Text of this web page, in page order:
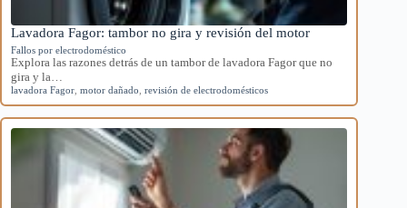
Lavadora Fagor: tambor no gira y revisión del motor
Fallos por electrodoméstico
Explora las razones detrás de un tambor de lavadora Fagor que no
gira y la…
lavadora Fagor motor dañado revisión de electrodomésticos